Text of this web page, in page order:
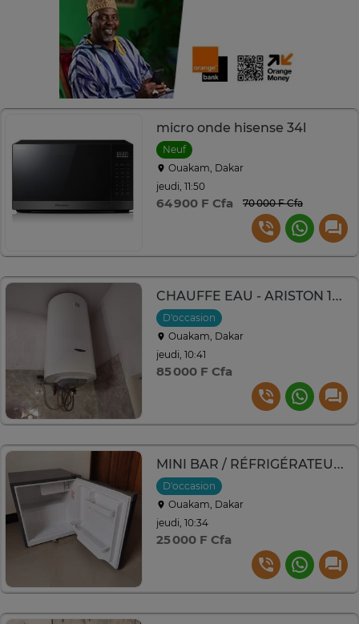
micro onde hisense 34l
Neuf
Ouakam, Dakar
jeudi, 11:50
64 900 F Cfa 70 000 F Cfa
CHAUFFE EAU - ARISTON 100L
D'occasion
Ouakam, Dakar
jeudi, 10:41
85 000 F Cfa
MINI BAR / RÉFRIGÉRATEUR SMART
D'occasion
Ouakam, Dakar
jeudi, 10:34
25 000 F Cfa